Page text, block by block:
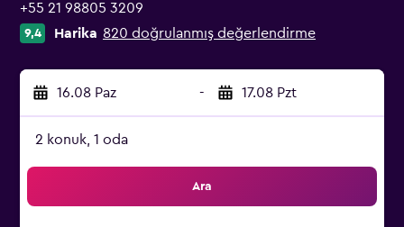
+55 21 98805 3209
9,4 Harika 820 doğrulanmış değerlendirme
16.08 Paz - 17.08 Pzt
2 konuk, 1 oda
Ara